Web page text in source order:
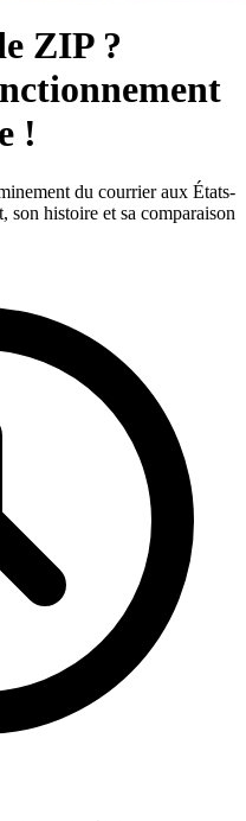
ZIP ?
!
du courrier aux États-
histoire et sa comparaison